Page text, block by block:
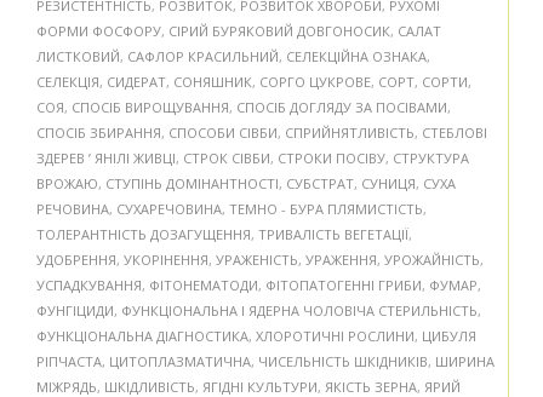
РЕЗИСТЕНТНІСТЬ, РОЗВИТОК, РОЗВИТОК ХВОРОБИ, РУХОМІ
ФОРМИ ФОСФОРУ, СІРИЙ БУРЯКОВИЙ ДОВГОНОСИК, САЛАТ
ЛИСТКОВИЙ, САФЛОР КРАСИЛЬНИЙ, СЕЛЕКЦІЙНА ОЗНАКА,
СЕЛЕКЦІЯ, СИДЕРАТ, СОНЯШНИК, СОРГО ЦУКРОВЕ, СОРТ, СОРТИ,
СОЯ, СПОСІБ ВИРОЩУВАННЯ, СПОСІБ ДОГЛЯДУ ЗА ПОСІВАМИ,
СПОСІБ ЗБИРАННЯ, СПОСОБИ СІВБИ, СПРИЙНЯТЛИВІСТЬ, СТЕБЛОВІ
ЗДЕРЕВ ’ ЯНІЛІ ЖИВЦІ, СТРОК СІВБИ, СТРОКИ ПОСІВУ, СТРУКТУРА
ВРОЖАЮ, СТУПІНЬ ДОМІНАНТНОСТІ, СУБСТРАТ, СУНИЦЯ, СУХА
РЕЧОВИНА, СУХАРЕЧОВИНА, ТЕМНО - БУРА ПЛЯМИСТІСТЬ,
ТОЛЕРАНТНІСТЬ ДОЗАГУЩЕННЯ, ТРИВАЛІСТЬ ВЕГЕТАЦІЇ,
УДОБРЕННЯ, УКОРІНЕННЯ, УРАЖЕНІСТЬ, УРАЖЕННЯ, УРОЖАЙНІСТЬ,
УСПАДКУВАННЯ, ФІТОНЕМАТОДИ, ФІТОПАТОГЕННІ ГРИБИ, ФУМАР,
ФУНГІЦИДИ, ФУНКЦІОНАЛЬНА І ЯДЕРНА ЧОЛОВІЧА СТЕРИЛЬНІСТЬ,
ФУНКЦІОНАЛЬНА ДІАГНОСТИКА, ХЛОРОТИЧНІ РОСЛИНИ, ЦИБУЛЯ
РІПЧАСТА, ЦИТОПЛАЗМАТИЧНА, ЧИСЕЛЬНІСТЬ ШКІДНИКІВ, ШИРИНА
МІЖРЯДЬ, ШКІДЛИВІСТЬ, ЯГІДНІ КУЛЬТУРИ, ЯКІСТЬ ЗЕРНА, ЯРИЙ